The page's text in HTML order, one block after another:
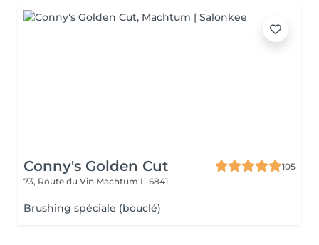
Conny's Golden Cut
105
73, Route du Vin Machtum L-6841
Brushing spéciale (bouclé)